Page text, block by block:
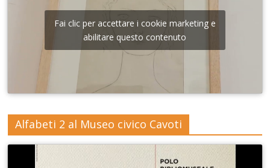
Fai clic per accettare i cookie marketing e
abilitare questo contenuto
Alfabeti 2 al Museo civico Cavoti